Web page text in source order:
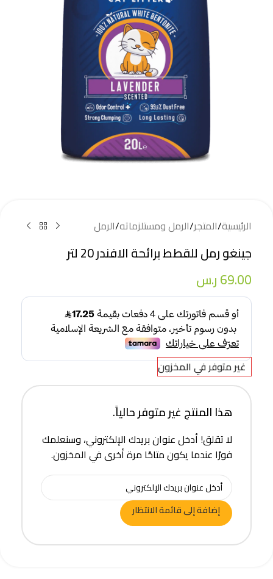
الرئيسية/المتجر/الرمل ومستلزماته/الرمل
جينغو رمل للقطط برائحة الافندر 20 لتر
69.00ر.س
غير متوفر في المخزون
هذا المنتج غير متوفر حالياً.
لا تقلق! أدخل عنوان بريدك الإلكتروني، وسنعلمك
فورًا عندما يكون متاحًا مرة أخرى في المخزون.
إضافة إلى قائمة الانتظار